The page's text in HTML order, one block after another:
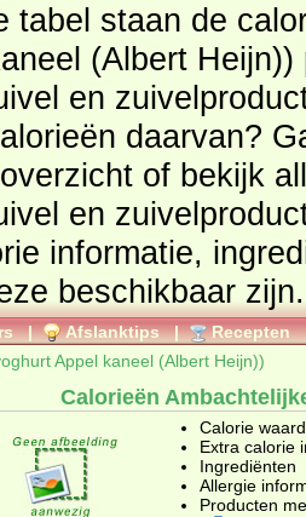
tabel staan de
(Albert
Zoekt u
daarvan?
producten uit de
en
informatie,
beschikbaar zijn.
| Afslanktips | Recepten
Appel kaneel (Albert Heijn))
Calorieën
Calorie
Extra calorie
Ingrediënten
Allergie
Producten